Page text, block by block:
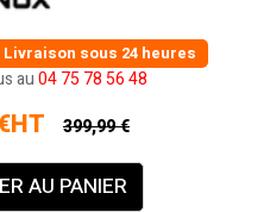
Livraison sous 24 heures
au04 75 78 56 48
399,99 €
AU PANIER